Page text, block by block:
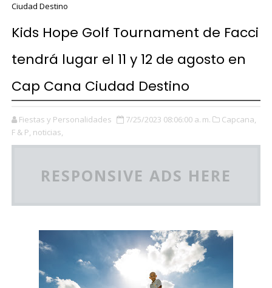
Ciudad Destino
Kids Hope Golf Tournament de Facci
tendrá lugar el 11 y 12 de agosto en
Cap Cana Ciudad Destino
Fiestas y Personalidades 7/25/2023 08:06:00 a. m.
Capcana,
F & P, noticias,
RESPONSIVE ADS HERE